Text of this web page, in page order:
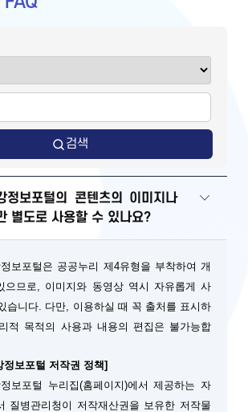
검색
정보포털의 콘텐츠의 이미지나
별도로 사용할 수 있나요?
보포털은 공공누리 제4유형을 부착하여 개
으므로, 이미지와 동영상 역시 자유롭게 사
습니다. 다만, 이용하실 때 꼭 출처를 표시하
적 목적의 사용과 내용의 편집은 불가능합
정보포털 저작권 정책]
보포털 누리집(홈페이지)에서 제공하는 자
질병관리청이 저작재산권을 보유한 저작물